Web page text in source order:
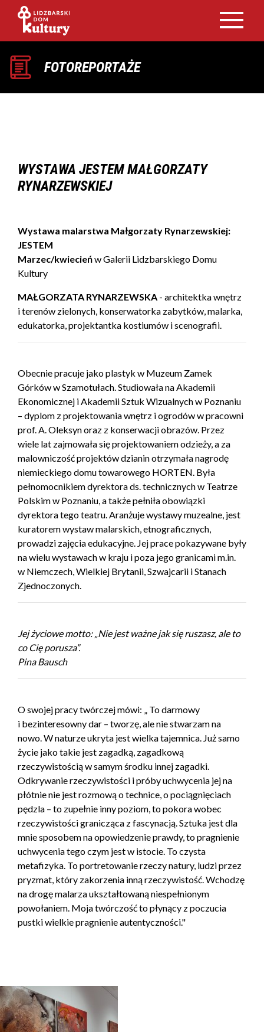
FOTOREPORTAŻE
WYSTAWA JESTEM MAŁGORZATY
RYNARZEWSKIEJ
Wystawa malarstwa Małgorzaty Rynarzewskiej:
JESTEM
Marzec/kwiecieńw Galerii Lidzbarskiego Domu
Kultury
MAŁGORZATA RYNARZEWSKA - architektka wnętrz
i terenów zielonych, konserwatorka zabytków, malarka,
edukatorka, projektantka kostiumów i scenografii.
Obecnie pracuje jako plastyk w Muzeum Zamek
Górków w Szamotułach. Studiowała na Akademii
Ekonomicznej i Akademii Sztuk Wizualnych w Poznaniu
– dyplom z projektowania wnętrz i ogrodów w pracowni
prof. A. Oleksyn oraz z konserwacji obrazów. Przez
wiele lat zajmowała się projektowaniem odzieży, a za
malowniczość projektów dzianin otrzymała nagrodę
niemieckiego domu towarowego HORTEN. Była
pełnomocnikiem dyrektora ds. technicznych w Teatrze
Polskim w Poznaniu, a także pełniła obowiązki
dyrektora tego teatru. Aranżuje wystawy muzealne, jest
kuratorem wystaw malarskich, etnograficznych,
prowadzi zajęcia edukacyjne. Jej prace pokazywane były
na wielu wystawach w kraju i poza jego granicami m.in.
w Niemczech, Wielkiej Brytanii, Szwajcarii i Stanach
Zjednoczonych.
Jej życiowe motto: „Nie jest ważne jak się ruszasz, ale to
co Cię porusza”.
Pina Bausch
O swojej pracy twórczej mówi: „ To darmowy
i bezinteresowny dar – tworzę, ale nie stwarzam na
nowo. W naturze ukryta jest wielka tajemnica. Już samo
życie jako takie jest zagadką, zagadkową
rzeczywistością w samym środku innej zagadki.
Odkrywanie rzeczywistości i próby uchwycenia jej na
płótnie nie jest rozmową o technice, o pociągnięciach
pędzla – to zupełnie inny poziom, to pokora wobec
rzeczywistości granicząca z fascynacją. Sztuka jest dla
mnie sposobem na opowiedzenie prawdy, to pragnienie
uchwycenia tego czym jest w istocie. To czysta
metafizyka. To portretowanie rzeczy natury, ludzi przez
pryzmat, który zakorzenia inną rzeczywistość. Wchodzę
na drogę malarza ukształtowaną niespełnionym
powołaniem. Moja twórczość to płynący z poczucia
pustki wielkie pragnienie autentyczności."